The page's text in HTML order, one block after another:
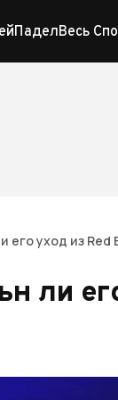
ПаделВесь
его уход из Red
ли